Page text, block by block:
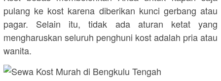
pulang ke kost karena diberikan kunci gerbang atau
pagar. Selain itu, tidak ada aturan ketat yang
mengharuskan seluruh penghuni kost adalah pria atau
wanita.